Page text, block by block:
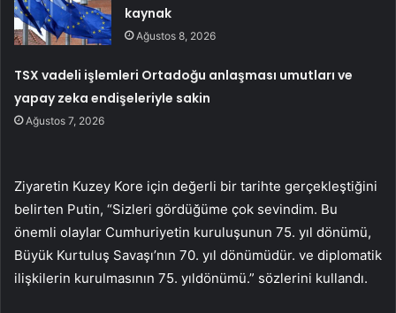
kaynak
Ağustos 8, 2026
TSX vadeli işlemleri Ortadoğu anlaşması umutları ve
yapay zeka endişeleriyle sakin
Ağustos 7, 2026
Ziyaretin Kuzey Kore için değerli bir tarihte gerçekleştiğini
belirten Putin, “Sizleri gördüğüme çok sevindim. Bu
önemli olaylar Cumhuriyetin kuruluşunun 75. yıl dönümü,
Büyük Kurtuluş Savaşı’nın 70. yıl dönümüdür. ve diplomatik
ilişkilerin kurulmasının 75. yıldönümü.” sözlerini kullandı.